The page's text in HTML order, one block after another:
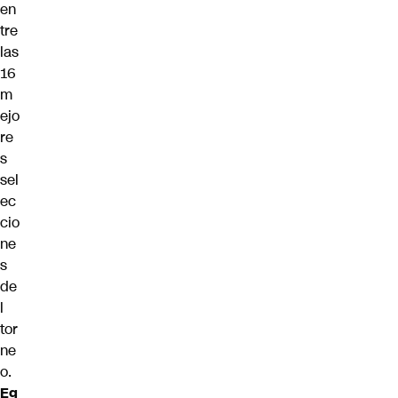
en
tre
las
16
m
ejo
re
s
sel
ec
cio
ne
s
de
l
tor
ne
o.
Eg